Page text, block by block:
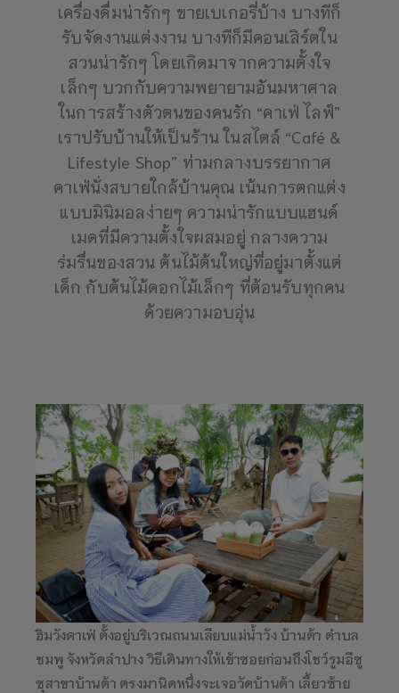
เครื่องดื่มน่ารักๆ ขายเบเกอรี่บ้าง บางทีก็
รับจัดงานแต่งงาน บางทีก็มีคอนเสิร์ตใน
สวนน่ารักๆ โดยเกิดมาจากความตั้งใจ
เล็กๆ บวกกับความพยายามอันมหาศาล
ในการสร้างตัวตนของคนรัก “คาเฟ่ ไลฟ์”
เราปรับบ้านให้เป็นร้าน ในสไตล์ “Café &
Lifestyle Shop” ท่ามกลางบรรยากาศ
คาเฟ่นั่งสบายใกล้บ้านคุณ เน้นการตกแต่ง
แบบมินิมอลง่ายๆ ความน่ารักแบบแฮนด์
เมดที่มีความตั้งใจผสมอยู่ กลางความ
ร่มรื่นของสวน ต้นไม้ต้นใหญ่ที่อยู่มาตั้งแต่
เด็ก กับต้นไม้ดอกไม้เล็กๆ ที่ต้อนรับทุกคน
ด้วยความอบอุ่น
ฮิมวังคาเฟ่ ตั้งอยู่บริเวณถนนเลียบแม่น้ำวัง บ้านต้า ตำบล
ชมพู จังหวัดลำปาง วิธีเดินทางให้เข้าซอยก่อนถึงโชว์รูมอีซู
ซุสาขาบ้านต้า ตรงมานิดหนึ่งจะเจอวัดบ้านต้า เลี้ยวซ้าย